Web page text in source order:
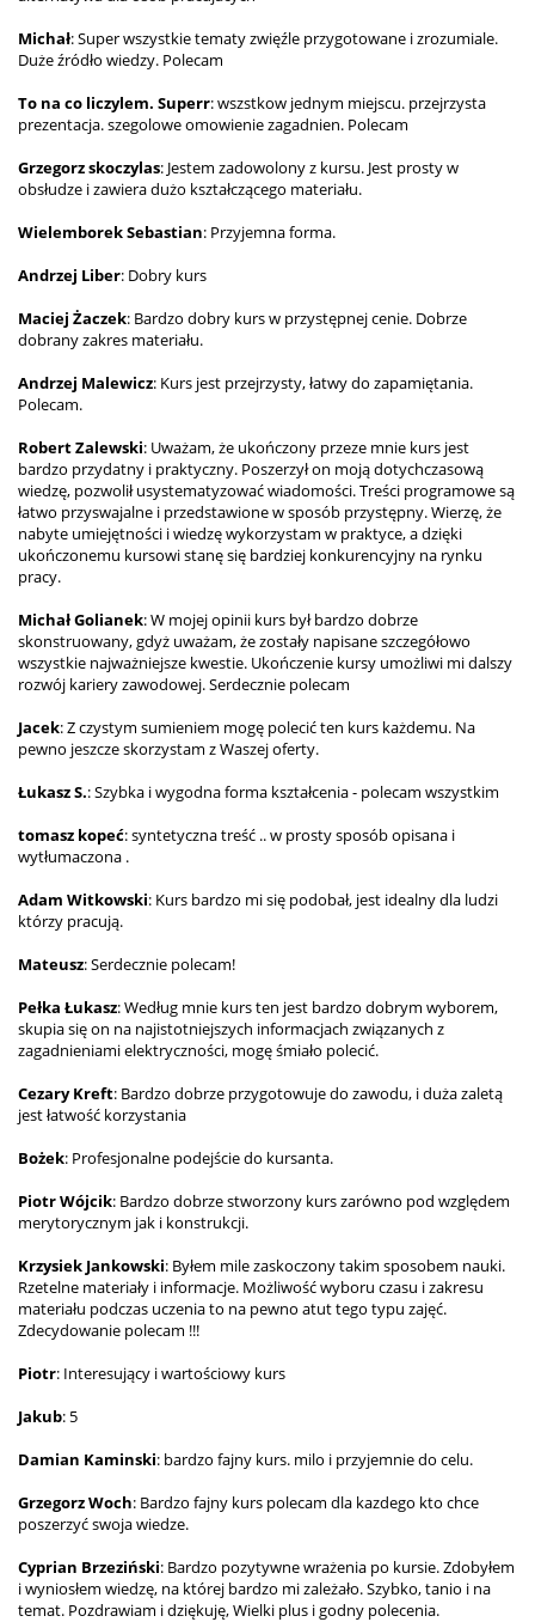
Michał: Super wszystkie tematy zwięźle przygotowane i zrozumiale.
Duże źródło wiedzy. Polecam
To na co liczylem. Superr: wszstkow jednym miejscu. przejrzysta
prezentacja. szegolowe omowienie zagadnien. Polecam
Grzegorz skoczylas: Jestem zadowolony z kursu. Jest prosty w
obsłudze i zawiera dużo kształczącego materiału.
Wielemborek Sebastian: Przyjemna forma.
Andrzej Liber: Dobry kurs
Maciej Żaczek: Bardzo dobry kurs w przystępnej cenie. Dobrze
dobrany zakres materiału.
Andrzej Malewicz: Kurs jest przejrzysty, łatwy do zapamiętania.
Polecam.
Robert Zalewski: Uważam, że ukończony przeze mnie kurs jest
bardzo przydatny i praktyczny. Poszerzył on moją dotychczasową
wiedzę, pozwolił usystematyzować wiadomości. Treści programowe są
łatwo przyswajalne i przedstawione w sposób przystępny. Wierzę, że
nabyte umiejętności i wiedzę wykorzystam w praktyce, a dzięki
ukończonemu kursowi stanę się bardziej konkurencyjny na rynku
pracy.
Michał Golianek: W mojej opinii kurs był bardzo dobrze
skonstruowany, gdyż uważam, że zostały napisane szczegółowo
wszystkie najważniejsze kwestie. Ukończenie kursy umożliwi mi dalszy
rozwój kariery zawodowej. Serdecznie polecam
Jacek: Z czystym sumieniem mogę polecić ten kurs każdemu. Na
pewno jeszcze skorzystam z Waszej oferty.
Łukasz S.: Szybka i wygodna forma kształcenia - polecam wszystkim
tomasz kopeć: syntetyczna treść .. w prosty sposób opisana i
wytłumaczona .
Adam Witkowski: Kurs bardzo mi się podobał, jest idealny dla ludzi
którzy pracują.
Mateusz: Serdecznie polecam!
Pełka Łukasz: Według mnie kurs ten jest bardzo dobrym wyborem,
skupia się on na najistotniejszych informacjach związanych z
zagadnieniami elektryczności, mogę śmiało polecić.
Cezary Kreft: Bardzo dobrze przygotowuje do zawodu, i duża zaletą
jest łatwość korzystania
Bożek: Profesjonalne podejście do kursanta.
Piotr Wójcik: Bardzo dobrze stworzony kurs zarówno pod względem
merytorycznym jak i konstrukcji.
Krzysiek Jankowski: Byłem mile zaskoczony takim sposobem nauki.
Rzetelne materiały i informacje. Możliwość wyboru czasu i zakresu
materiału podczas uczenia to na pewno atut tego typu zajęć.
Zdecydowanie polecam !!!
Piotr: Interesujący i wartościowy kurs
Jakub: 5
Damian Kaminski: bardzo fajny kurs. milo i przyjemnie do celu.
Grzegorz Woch: Bardzo fajny kurs polecam dla kazdego kto chce
poszerzyć swoja wiedze.
Cyprian Brzeziński: Bardzo pozytywne wrażenia po kursie. Zdobyłem
i wyniosłem wiedzę, na której bardzo mi zależało. Szybko, tanio i na
temat. Pozdrawiam i dziękuję, Wielki plus i godny polecenia.